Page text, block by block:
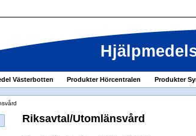
Västerbotten Produkter Hörcentralen Produkter
Riksavtal/Utomlänsvård